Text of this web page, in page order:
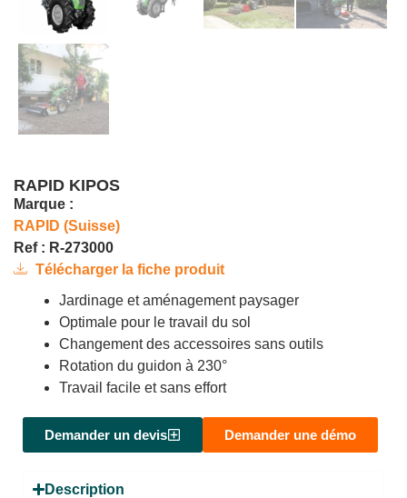
RAPID KIPOS
Marque :
RAPID (Suisse)
Ref : R-273000
Télécharger la fiche produit
Jardinage et aménagement paysager
Optimale pour le travail du sol
Changement des accessoires sans outils
Rotation du guidon à 230°
Travail facile et sans effort
Demander un devis Demander une démo
Description